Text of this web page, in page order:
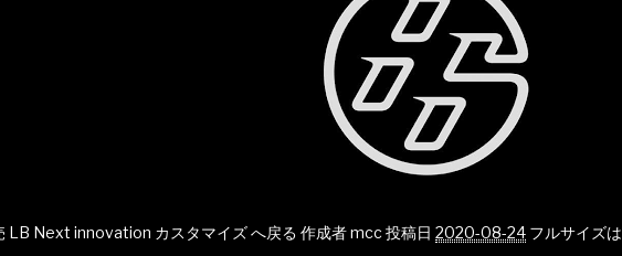
LB Next innovation カスタマイズ へ戻る 作成者mcc投稿日 2020-08-24 フルサイズは